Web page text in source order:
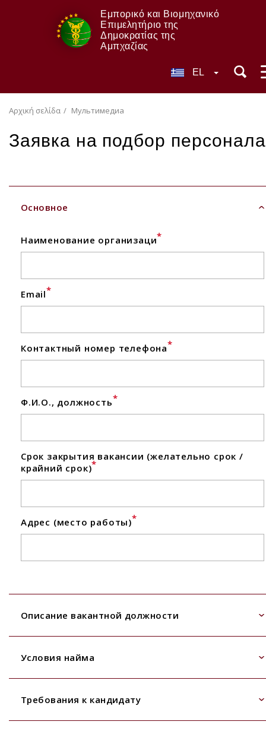
Εμπορικό και Βιομηχανικό
Επιμελητήριο της
Δημοκρατίας της
Αμπχαζίας
EL
Αρχική σελίδα Мультимедиа
Заявка на подбор персонала
Основное
Наименование организаци*
Email*
Контактный номер телефона*
Ф.И.О., должность*
Срок закрытия вакансии (желательно срок /
крайний срок)*
Адрес (место работы)*
Описание вакантной должности
Условия найма
Требования к кандидату